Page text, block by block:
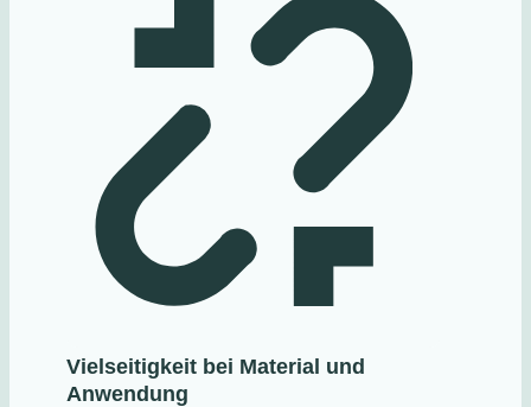
Vielseitigkeit bei Material und
Anwendung